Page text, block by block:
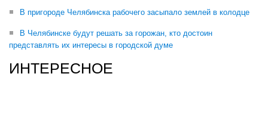
В пригороде Челябинска рабочего засыпало землей в колодце
В Челябинске будут решать за горожан, кто достоин
представлять их интересы в городской думе
ИНТЕРЕСНОЕ